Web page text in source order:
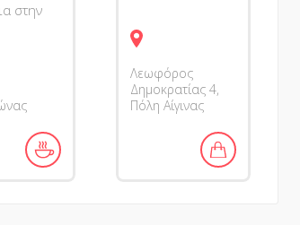
στην
Λεωφόρος
Δημοκρατίας 4,
Πόλη Αίγινας